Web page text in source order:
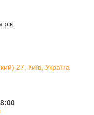
рік
27, Київ, Україна